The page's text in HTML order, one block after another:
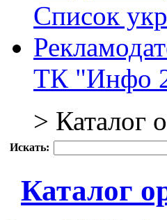
Список
ТК "Инфо
> Каталог
Искать:
Каталог